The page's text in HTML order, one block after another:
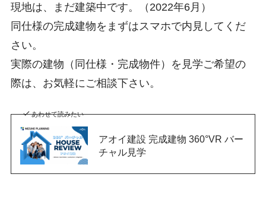
現地は、まだ建築中です。（2022年6月）
同仕様の完成建物をまずはスマホで内見してくだ
さい。
実際の建物（同仕様・完成物件）を見学ご希望の
際は、お気軽にご相談下さい。
あわせて読みたい
アオイ建設 完成建物 360°VR バー
チャル見学